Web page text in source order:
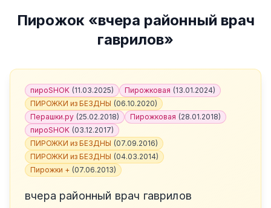
Пирожок«вчера районный врач
гаврилов»
пироSHOK (11.03.2025) Пирожковая (13.01.2024)
ПИРОЖКИ из БЕЗДНЫ (06.10.2020)
Перашки.ру (25.02.2018) Пирожковая (28.01.2018)
пироSHOK (03.12.2017)
ПИРОЖКИ из БЕЗДНЫ (07.09.2016)
ПИРОЖКИ из БЕЗДНЫ (04.03.2014)
Пирожки + (07.06.2013)
вчера районный врач гаврилов